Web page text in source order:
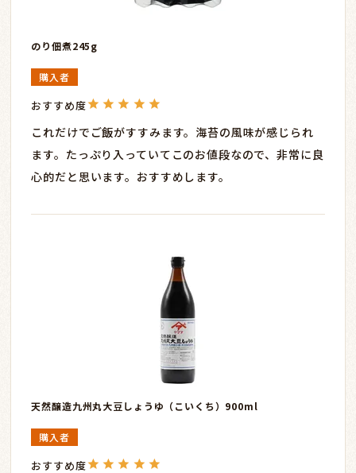
のり佃煮245g
購入者
これだけでご飯がすすみます。海苔の風味が感じられ
ます。たっぷり入っていてこのお値段なので、非常に良
心的だと思います。おすすめします。
天然醸造九州丸大豆しょうゆ（こいくち）900ml
購入者